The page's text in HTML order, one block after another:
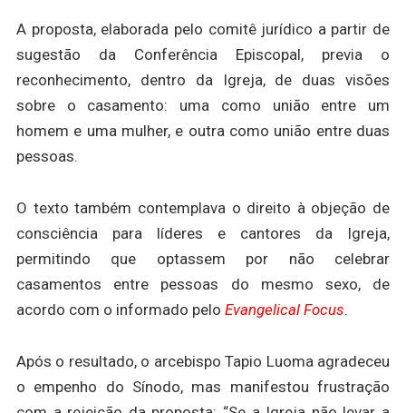
A proposta, elaborada pelo comitê jurídico a partir de
sugestão da Conferência Episcopal, previa o
reconhecimento, dentro da Igreja, de duas visões
sobre o casamento: uma como união entre um
homem e uma mulher, e outra como união entre duas
pessoas.
O texto também contemplava o direito à objeção de
consciência para líderes e cantores da Igreja,
permitindo que optassem por não celebrar
casamentos entre pessoas do mesmo sexo, de
acordo com o informado pelo Evangelical Focus.
Após o resultado, o arcebispo Tapio Luoma agradeceu
o empenho do Sínodo, mas manifestou frustração